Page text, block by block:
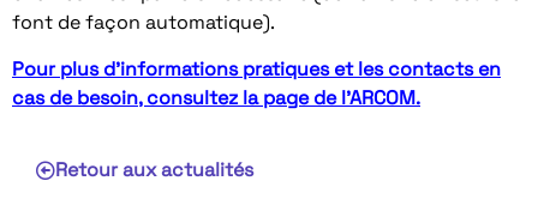
font de façon automatique).
Pour plus d’informations pratiques et les contacts en
cas de besoin, consultez la page de l’ARCOM.
Retour aux actualités